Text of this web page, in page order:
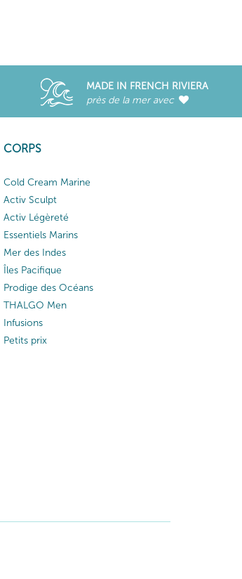
MADE IN FRENCH RIVIERA
près de la mer avec
CORPS
Cold Cream Marine
Activ Sculpt
Activ Légèreté
Essentiels Marins
Mer des Indes
Îles Pacifique
Prodige des Océans
THALGO Men
Infusions
Petits prix